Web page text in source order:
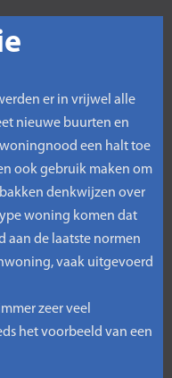
er in vrijwel alle
nieuwe buurten en
een halt toe
ook gebruik maken om
denkwijzen over
woning komen dat
aan de laatste normen
vaak uitgevoerd
zeer veel
het voorbeeld van een